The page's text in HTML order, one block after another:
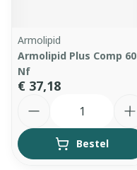
Armolipid
Armolipid Plus Comp 60
Nf
€ 37,18
Bestel